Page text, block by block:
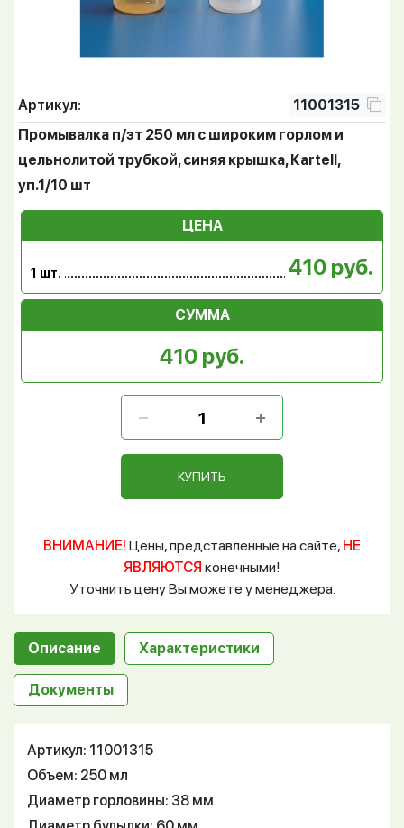
Артикул:
11001315
Промывалка п/эт 250 мл с широким горлом и
цельнолитой трубкой, синяя крышка, Кartell,
уп.1/10 шт
ЦЕНА
1 шт. 410 руб.
СУММА
410 руб.
КУПИТЬ
ВНИМАНИЕ! Цены, представленные на сайте, НЕ
ЯВЛЯЮТСЯ конечными!
Уточнить цену Вы можете у менеджера.
Описание Характеристики
Документы
Артикул: 11001315
Объем: 250 мл
Диаметр горловины: 38 мм